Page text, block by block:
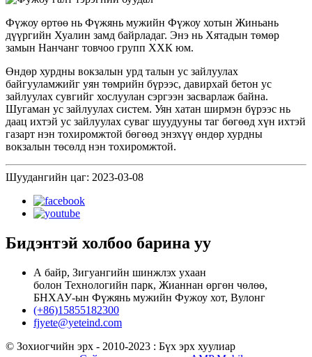
Фүжоу өртөө нь Фүжянь мужийн Фүжоу хотын Жиньань
дүүргийн Хуалин замд байрладаг. Энэ нь Хятадын төмөр
замын Нанчанг товчоо групп ХХК юм.
Өндөр хурдны вокзалын урд талын ус зайлуулах
байгууламжийг уян төмрийн бүрээс, давирхай бетон ус
зайлуулах сувгийг хослуулан сэргээн засварлаж байна.
Шугаман ус зайлуулах систем. Уян хатан ширмэн бүрээс нь
даац ихтэй ус зайлуулах суваг шуудууны таг бөгөөд хүн ихтэй
газарт нэн тохиромжтой бөгөөд энэхүү өндөр хурдны
вокзалын төсөлд нэн тохиромжтой.
Шуудангийн цаг: 2023-03-08
Бидэнтэй холбоо барина уу
А байр, Зигуангийн шинжлэх ухаан
болон Технологийн парк, Жианнан өргөн чөлөө,
БНХАУ-ын Фүжянь мужийн Фужоу хот, Вулонг
(+86)15855182300
fjyete@yeteind.com
© Зохиогчийн эрх - 2010-2023 : Бүх эрх хуулиар